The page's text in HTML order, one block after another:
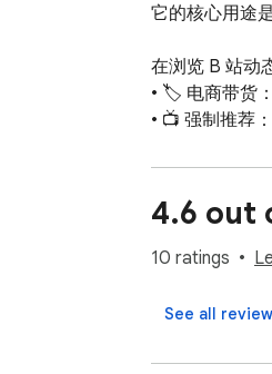
它的核心用途
在浏览 B 站动
• 🏷️ 电商带货
• 📺 强制推荐
这款插件能自
💡 为什么你应
如果你正在寻
4.6 out
10 ratings
See all